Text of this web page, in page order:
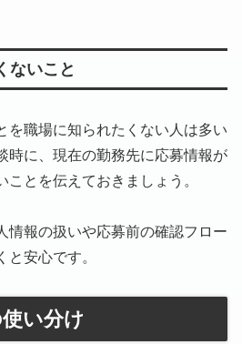
ないこと
を職場に知られたくない人は多い
時に、現在の勤務先に応募情報が
ことを伝えておきましょう。
情報の扱いや応募前の確認フロー
と安心です。
い分け